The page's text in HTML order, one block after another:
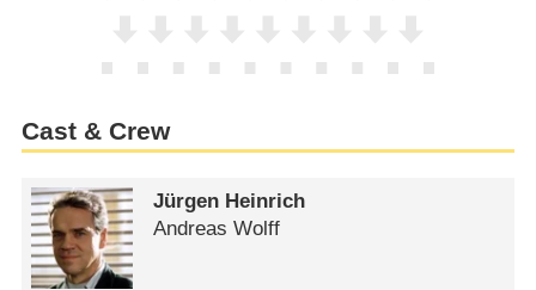
Cast & Crew
Jürgen Heinrich
Andreas Wolff